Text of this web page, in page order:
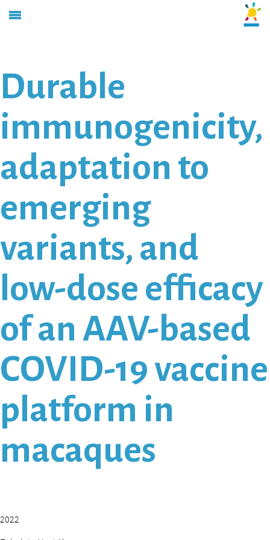
Durable
immunogenicity,
adaptation to
emerging
variants, and
low-dose efficacy
of an AAV-based
COVID-19 vaccine
platform in
macaques
2022